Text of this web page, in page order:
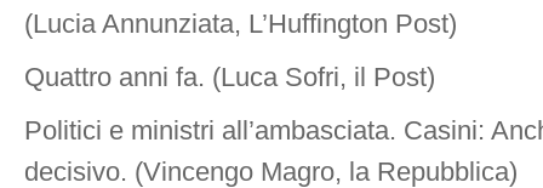
(Lucia Annunziata, L’Huffington Post)
Quattro anni fa. (Luca Sofri, il Post)
Politici e ministri all’ambasciata. Casini:
decisivo. (Vincengo Magro, la Repubblica)